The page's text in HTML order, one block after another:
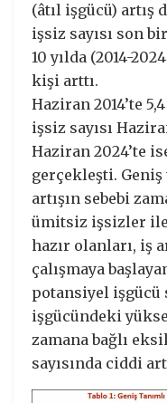
(âtıl işgücü) artış
işsiz sayısı son
10 yılda (2014-
kişi arttı.
Haziran 2014’te
işsiz sayısı
Haziran 2024’te
gerçekleşti. Geniş
artışın sebebi
ümitsiz işsizler ile
hazır olanları, iş
çalışmaya
potansiyel işgücü
işgücündeki
zamana bağlı
sayısında ciddi